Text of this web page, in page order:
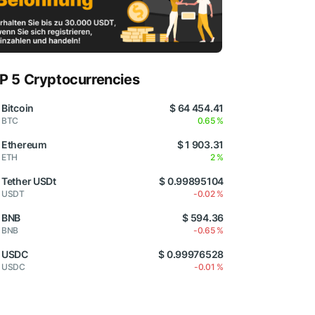
5 Cryptocurrencies
Bitcoin
BTC
$ 64 454.41
0.65 %
Ethereum
ETH
$ 1 903.31
2 %
Tether USDt
USDT
$ 0.99895104
-0.02 %
BNB
BNB
$ 594.36
-0.65 %
USDC
USDC
$ 0.99976528
-0.01 %